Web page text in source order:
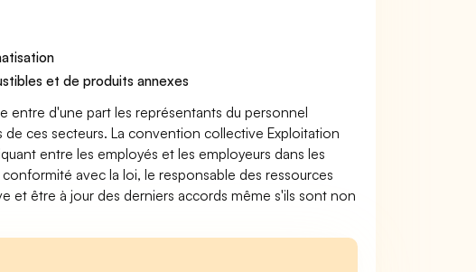
et de produits annexes
d'une part les représentants du personnel
ces secteurs. La convention collective Exploitation
entre les employés et les employeurs dans les
avec la loi, le responsable des ressources
et être à jour des derniers accords même s'ils sont non